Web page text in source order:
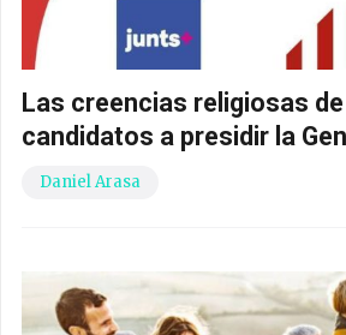
Las creencias religiosas
candidatos a presidir la
Daniel Arasa